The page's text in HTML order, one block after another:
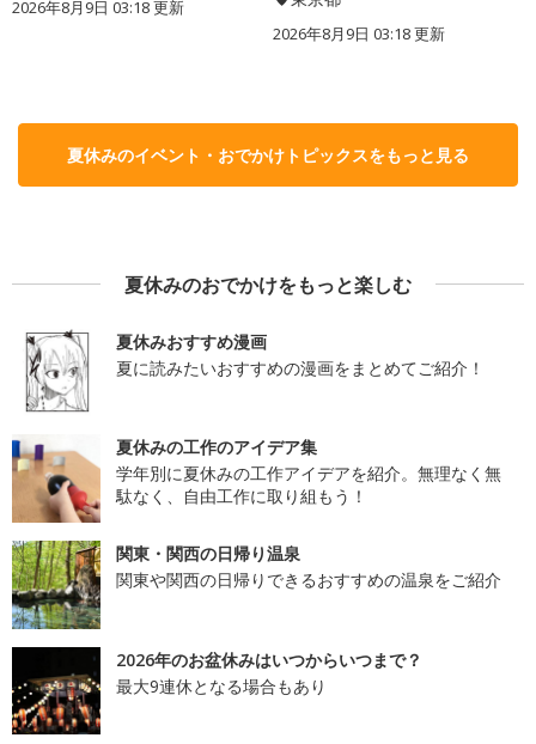
2026年8月9日 03:18更新
2026年8月9日 03:18更新
夏休みのイベント・おでかけトピックスをもっと見る
夏休みのおでかけをもっと楽しむ
夏休みおすすめ漫画
夏に読みたいおすすめの漫画をまとめてご紹介！
夏休みの工作のアイデア集
学年別に夏休みの工作アイデアを紹介。無理なく無
駄なく、自由工作に取り組もう！
関東・関西の日帰り温泉
関東や関西の日帰りできるおすすめの温泉をご紹介
2026年のお盆休みはいつからいつまで？
最大9連休となる場合もあり